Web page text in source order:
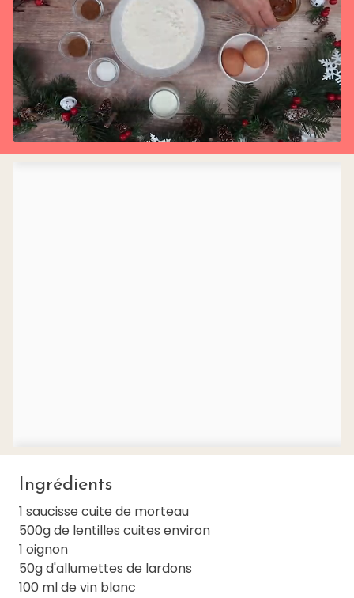
Ingrédients
1 saucisse cuite de morteau
500g de lentilles cuites environ
1 oignon
50g d'allumettes de lardons
100 ml de vin blanc